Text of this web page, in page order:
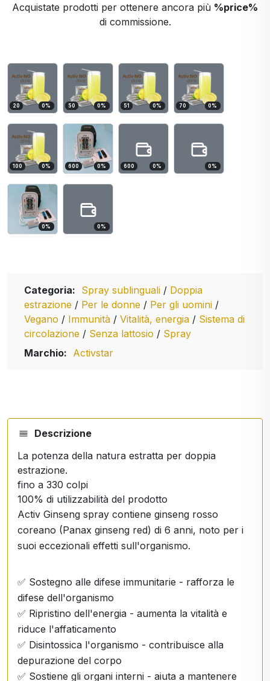
Acquistate prodotti per ottenere ancora più %price%
di commissione.
20 0% 50 0% 51 0% 70 0%
100 0% 600 0% 600 0% 0%
0% 0%
Categoria: Spray sublinguali / Doppia
estrazione / Per le donne / Per gli uomini /
Vegano / Immunità / Vitalità, energia / Sistema di
circolazione / Senza lattosio / Spray
Marchio: Activstar
Descrizione
La potenza della natura estratta per doppia
estrazione.
fino a 330 colpi
100% di utilizzabilità del prodotto
Activ Ginseng spray contiene ginseng rosso
coreano (Panax ginseng red) di 6 anni, noto per i
suoi eccezionali effetti sull'organismo.
✅ Sostegno alle difese immunitarie - rafforza le
difese dell'organismo
✅ Ripristino dell'energia - aumenta la vitalità e
riduce l'affaticamento
✅ Disintossica l'organismo - contribuisce alla
depurazione del corpo
✅ Sostiene gli organi interni - aiuta a mantenere